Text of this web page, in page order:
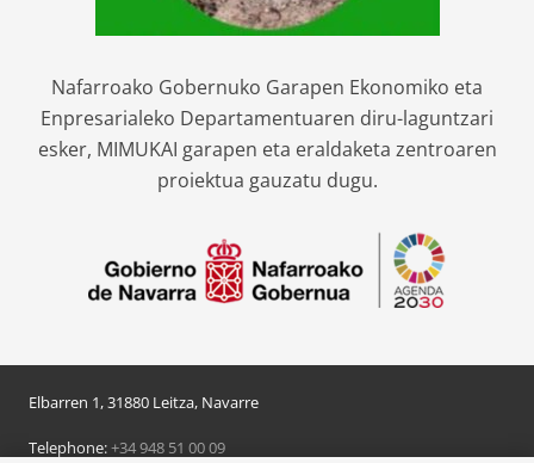
Nafarroako Gobernuko Garapen Ekonomiko eta
Enpresarialeko Departamentuaren diru-laguntzari
esker, MIMUKAI garapen eta eraldaketa zentroaren
proiektua gauzatu dugu.
Elbarren 1, 31880 Leitza, Navarre
Telephone:+34 948 51 00 09